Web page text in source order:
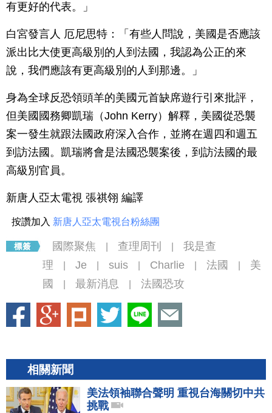
有更好的代表。」
白宮發言人 厄尼思特：「有些人問說，美國是否應該
派出比大使更高級別的人到法國，我認為公正的來
說，我們應該有更高級別的人到那邊。」
身為全球反恐領頭羊的美國元首缺席遊行引來批評，
但美國國務卿凱瑞（John Kerry）解釋，美國從恐襲
案一發生就跟法國政府深入合作，並將在週四和週五
到訪法國。凱瑞將會是法國恐襲案後，到訪法國的最
高級別官員。
新唐人亞太電視 張祺翎 編譯
按讚加入 新唐人亞太電視台粉絲團
國際聚焦 查理周刊
我是查
理
Je suis Charlie 法國
美
國
最新消息 法國恐攻
相關新聞
美法領袖聯合聲明 重視台海關切中共
挑戰